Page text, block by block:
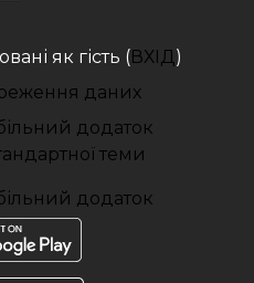
як гість (ВХІД )
даних
додаток
теми
додаток